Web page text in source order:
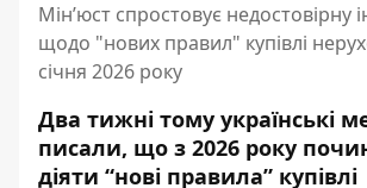
Мін’юст спростовує недостовірну
щодо "нових правил" купівлі
січня 2026 року
Два тижні тому українські
писали, що з 2026 року
діяти “нові правила” купівлі